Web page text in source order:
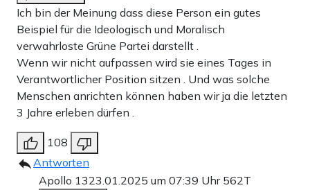
Ich bin der Meinung dass diese Person ein gutes
Beispiel für die Ideologisch und Moralisch
verwahrloste Grüne Partei darstellt .
Wenn wir nicht aufpassen wird sie eines Tages in
Verantwortlicher Position sitzen . Und was solche
Menschen anrichten können haben wir ja die letzten
3 Jahre erleben dürfen .
108
Antworten
Apollo 1323.01.2025 um 07:39 Uhr 562T